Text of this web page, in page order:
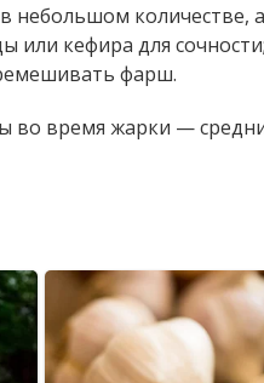
небольшом количестве, а
или кефира для сочности;
фарш.
во время жарки —